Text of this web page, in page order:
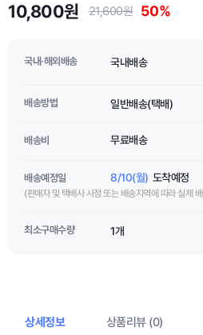
10,800원 21,600원 50%
국내·해외배송 국내배송
배송방법 일반배송(택배)
배송비 무료배송
배송예정일 8/10(월) 도착예정
(판매자 및 택배사 사정 또는 배송지역에 따라 실제
최소구매수량 1개
상세정보 상품리뷰 (0)